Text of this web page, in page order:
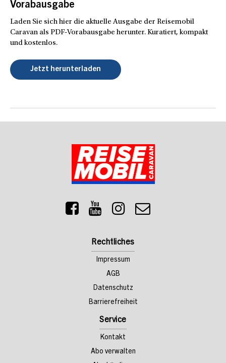
Vorabausgabe
Laden Sie sich hier die aktuelle Ausgabe der Reisemobil
Caravan als PDF-Vorabausgabe herunter. Kuratiert, kompakt
und kostenlos.
Jetzt herunterladen
Rechtliches
Impressum
AGB
Datenschutz
Barrierefreiheit
Service
Kontakt
Abo verwalten